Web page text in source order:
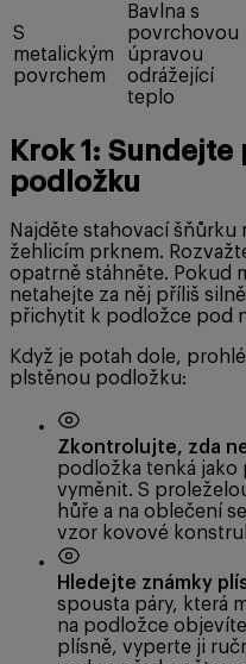
S
metalickým
povrchem
Bavlna s
povrchovou
úpravou
odrážející
teplo
Krok 1:
podložku
Najděte stahovací
žehlicím prknem.
opatrně stáhněte. Pokud
netahejte za něj příliš
přichytit k podložce pod
Když je potah dole,
plstěnou podložku:
Zkontrolujte, zda
podložka tenká jako
vyměnit. S
hůře a na oblečení
vzor kovové
Hledejte známky
spousta páry, která
na podložce
plísně, vyperte ji